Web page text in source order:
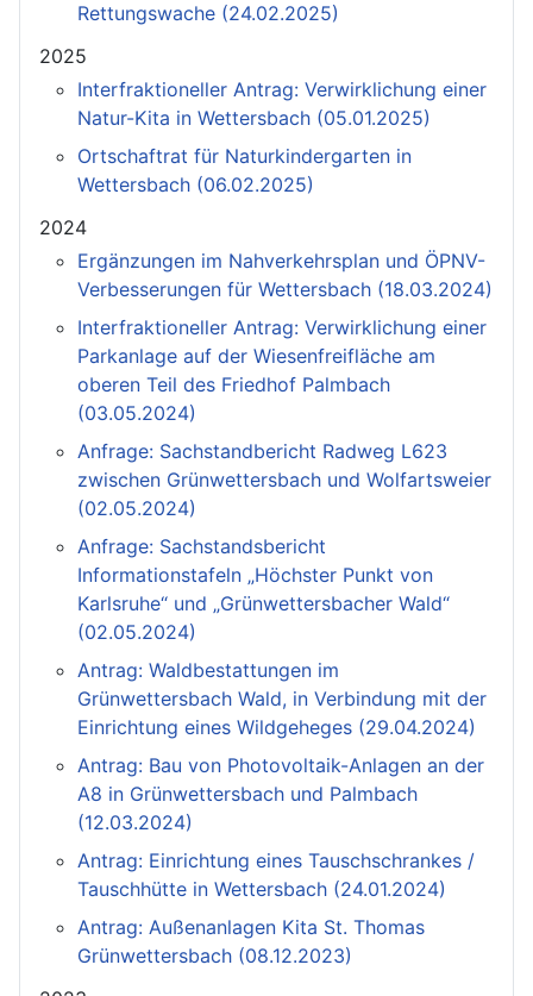
Rettungswache (24.02.2025)
2025
Interfraktioneller Antrag: Verwirklichung einer
Natur-Kita in Wettersbach (05.01.2025)
Ortschaftrat für Naturkindergarten in
Wettersbach (06.02.2025)
2024
Ergänzungen im Nahverkehrsplan und ÖPNV-
Verbesserungen für Wettersbach (18.03.2024)
Interfraktioneller Antrag: Verwirklichung einer
Parkanlage auf der Wiesenfreifläche am
oberen Teil des Friedhof Palmbach
(03.05.2024)
Anfrage: Sachstandbericht Radweg L623
zwischen Grünwettersbach und Wolfartsweier
(02.05.2024)
Anfrage: Sachstandsbericht
Informationstafeln „Höchster Punkt von
Karlsruhe“ und „Grünwettersbacher Wald“
(02.05.2024)
Antrag: Waldbestattungen im
Grünwettersbach Wald, in Verbindung mit der
Einrichtung eines Wildgeheges (29.04.2024)
Antrag: Bau von Photovoltaik-Anlagen an der
A8 in Grünwettersbach und Palmbach
(12.03.2024)
Antrag: Einrichtung eines Tauschschrankes /
Tauschhütte in Wettersbach (24.01.2024)
Antrag: Außenanlagen Kita St. Thomas
Grünwettersbach (08.12.2023)